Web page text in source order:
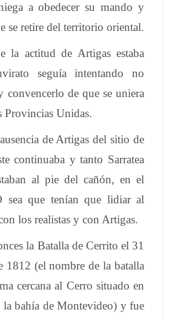
a obedecer su mando y
se retire del territorio oriental.
la actitud de Artigas estaba
seguía intentando no
convencerlo de que se uniera
Provincias Unidas.
de Artigas del sitio de
continuaba y tanto Sarratea
al pie del cañón, en el
sea que tenían que lidiar al
los realistas y con Artigas.
la Batalla de Cerrito el 31
1812 (el nombre de la batalla
cercana al Cerro situado en
la bahía de Montevideo) y fue